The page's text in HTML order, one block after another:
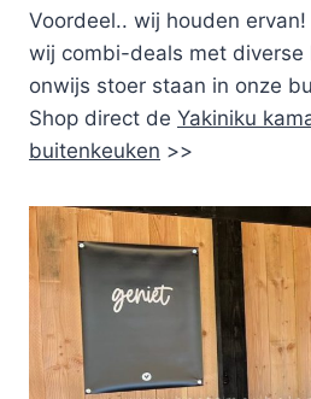
Voordeel.. wij houden
wij combi-deals met diverse
onwijs stoer staan in onze
Shop direct de Yakiniku
buitenkeuken >>